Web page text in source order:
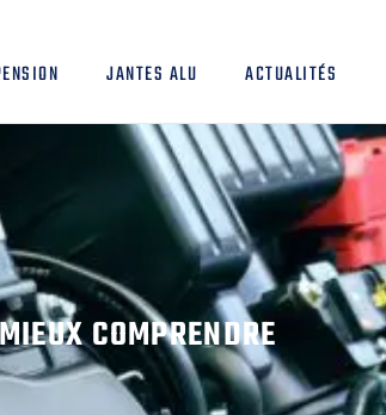
JANTES ALU ACTUALITÉS
COMPRENDRE